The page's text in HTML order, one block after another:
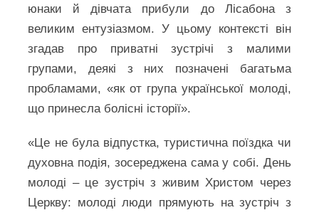
юнаки й дівчата прибули до Лісабона з
великим ентузіазмом. У цьому контексті він
згадав про приватні зустрічі з малими
групами, деякі з них позначені багатьма
пробламами, «як от група української молоді,
що принесла болісні історії».
«Це не була відпустка, туристична поїздка чи
духовна подія, зосереджена сама у собі. День
молоді – це зустріч з живим Христом через
Церкву: молоді люди прямують на зустріч з